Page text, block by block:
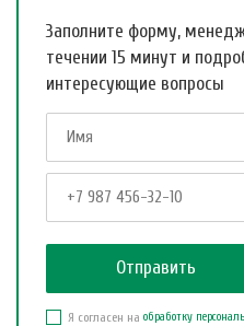
Заполните форму,
течении 15 минут и
интересующие вопросы
Я согласен на обработку